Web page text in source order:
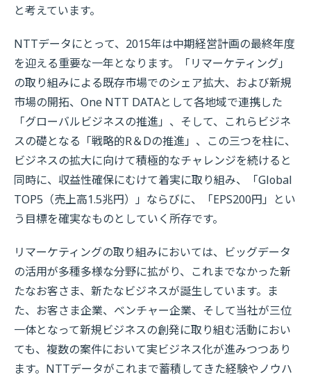
と考えています。
NTTデータにとって、2015年は中期経営計画の最終年度
を迎える重要な一年となります。「リマーケティング」
の取り組みによる既存市場でのシェア拡大、および新規
市場の開拓、One NTT DATAとして各地域で連携した
「グローバルビジネスの推進」、そして、これらビジネ
スの礎となる「戦略的R＆Dの推進」、この三つを柱に、
ビジネスの拡大に向けて積極的なチャレンジを続けると
同時に、収益性確保にむけて着実に取り組み、「Global
TOP5（売上高1.5兆円）」ならびに、「EPS200円」とい
う目標を確実なものとしていく所存です。
リマーケティングの取り組みにおいては、ビッグデータ
の活用が多種多様な分野に拡がり、これまでなかった新
たなお客さま、新たなビジネスが誕生しています。ま
た、お客さま企業、ベンチャー企業、そして当社が三位
一体となって新規ビジネスの創発に取り組む活動におい
ても、複数の案件において実ビジネス化が進みつつあり
ます。NTTデータがこれまで蓄積してきた経験やノウハ